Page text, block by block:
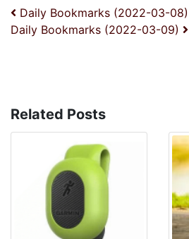
投稿ナビゲーシ
Daily Bookmarks (2022-03-08)
Daily Bookmarks (2022-03-09)
Related Posts